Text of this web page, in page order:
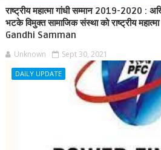
राष्ट्रीय महात्मा गांधी सम्मान 2019-2020 :
भटके विमुक्त सामाजिक संस्था को राष्ट्रीय
Gandhi Samman
Unknown Sept 30, 2021
DAILY UPDATE